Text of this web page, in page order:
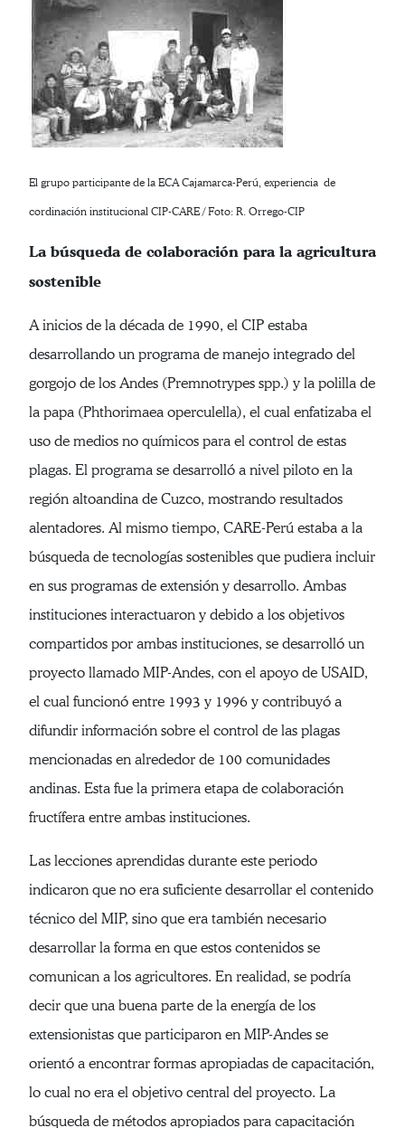
El grupo participante de la ECA Cajamarca-Perú, experiencia de
cordinación institucional CIP-CARE / Foto: R. Orrego-CIP
La búsqueda de colaboración para la agricultura
sostenible
A inicios de la década de 1990, el CIP estaba
desarrollando un programa de manejo integrado del
gorgojo de los Andes (Premnotrypes spp.) y la polilla de
la papa (Phthorimaea operculella), el cual enfatizaba el
uso de medios no químicos para el control de estas
plagas. El programa se desarrolló a nivel piloto en la
región altoandina de Cuzco, mostrando resultados
alentadores. Al mismo tiempo, CARE-Perú estaba a la
búsqueda de tecnologías sostenibles que pudiera incluir
en sus programas de extensión y desarrollo. Ambas
instituciones interactuaron y debido a los objetivos
compartidos por ambas instituciones, se desarrolló un
proyecto llamado MIP-Andes, con el apoyo de USAID,
el cual funcionó entre 1993 y 1996 y contribuyó a
difundir información sobre el control de las plagas
mencionadas en alrededor de 100 comunidades
andinas. Esta fue la primera etapa de colaboración
fructífera entre ambas instituciones.
Las lecciones aprendidas durante este periodo
indicaron que no era suficiente desarrollar el contenido
técnico del MIP, sino que era también necesario
desarrollar la forma en que estos contenidos se
comunican a los agricultores. En realidad, se podría
decir que una buena parte de la energía de los
extensionistas que participaron en MIP-Andes se
orientó a encontrar formas apropiadas de capacitación,
lo cual no era el objetivo central del proyecto. La
búsqueda de métodos apropiados para capacitación